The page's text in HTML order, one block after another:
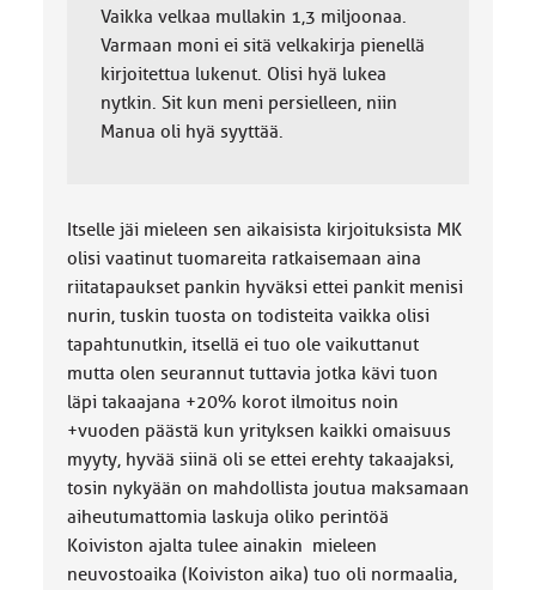
Vaikka velkaa mullakin 1,3 miljoonaa.
Varmaan moni ei sitä velkakirja pienellä
kirjoitettua lukenut. Olisi hyä lukea
nytkin. Sit kun meni persielleen, niin
Manua oli hyä syyttää.
Itselle jäi mieleen sen aikaisista kirjoituksista MK
olisi vaatinut tuomareita ratkaisemaan aina
riitatapaukset pankin hyväksi ettei pankit menisi
nurin, tuskin tuosta on todisteita vaikka olisi
tapahtunutkin, itsellä ei tuo ole vaikuttanut
mutta olen seurannut tuttavia jotka kävi tuon
läpi takaajana +20% korot ilmoitus noin
+vuoden päästä kun yrityksen kaikki omaisuus
myyty, hyvää siinä oli se ettei erehty takaajaksi,
tosin nykyään on mahdollista joutua maksamaan
aiheutumattomia laskuja oliko perintöä
Koiviston ajalta tulee ainakin mieleen
neuvostoaika (Koiviston aika) tuo oli normaalia,